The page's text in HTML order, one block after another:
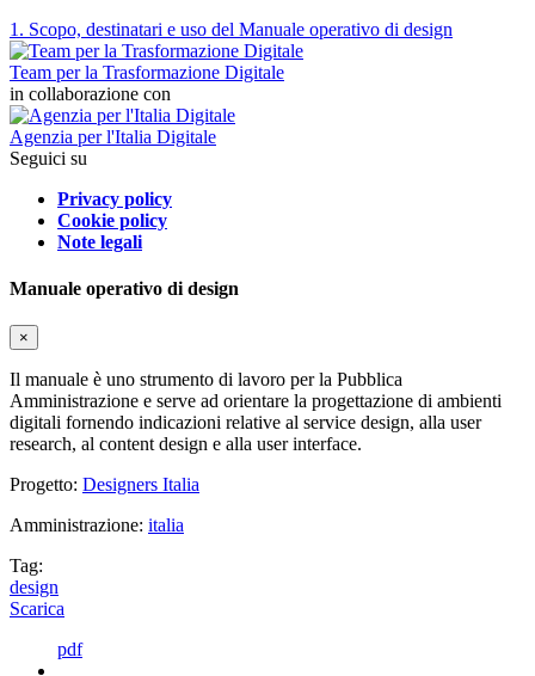
1. Scopo, destinatari e uso del Manuale operativo di design
Team per la Trasformazione Digitale
in collaborazione con
Agenzia per l'Italia Digitale
Seguici su
Privacy policy
Cookie policy
Note legali
Manuale operativo di design
×
Il manuale è uno strumento di lavoro per la Pubblica
Amministrazione e serve ad orientare la progettazione di ambienti
digitali fornendo indicazioni relative al service design, alla user
research, al content design e alla user interface.
Progetto: Designers Italia
Amministrazione: italia
Tag:
design
Scarica
pdf